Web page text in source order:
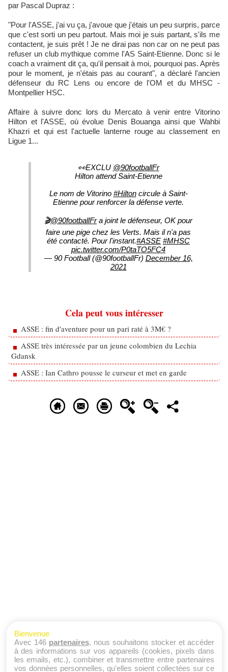
par Pascal Dupraz :
"Pour l'ASSE, j'ai vu ça, j'avoue que j'étais un peu surpris, parce
que c'est sorti un peu partout. Mais moi je suis partant, s'ils me
contactent, je suis prêt ! Je ne dirai pas non car on ne peut pas
refuser un club mythique comme l'AS Saint-Etienne. Donc si le
coach a vraiment dit ça, qu'il pensait à moi, pourquoi pas. Après
pour le moment, je n'étais pas au courant", a déclaré l'ancien
défenseur du RC Lens ou encore de l'OM et du MHSC -
Montpellier HSC.
Affaire à suivre donc lors du Mercato à venir entre Vitorino
Hilton et l'ASSE, où évolue Denis Bouanga ainsi que Wahbi
Khazri et qui est l'actuelle lanterne rouge au classement en
Ligue 1...
👀EXCLU @90footballFr
Hilton attend Saint-Etienne
Le nom de Vitorino #Hiltoncircule à Saint-
Etienne pour renforcer la défense verte.
🎬@90footballFra joint le défenseur, OK pour
faire une pige chez les Verts. Mais il n'a pas
été contacté. Pour l'instant.#ASSE #MHSC
pic.twitter.com/P0taTO5FC4
— 90 Football (@90footballFr) December 16,
2021
Cela peut vous intéresser
ASSE : fin d'aventure pour un pari raté à 3M€ ?
ASSE très intéressée par un jeune colombien du Lechia
Gdansk
ASSE : Ian Cathro pousse le curseur et met en garde
Bienvenue
Avec 146 partenaires, nous souhaitons stocker et accéder
à des informations sur vos appareils (cookies, pixels dans
les emails, etc.), combiner et transmettre entre partenaires
vos données personnelles, qu'elles soient collectées sur ce